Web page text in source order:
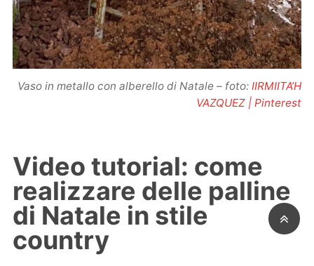
Vaso in metallo con alberello di Natale – foto: IIRMIITA’H
VAZQUEZ | Pinterest
Video tutorial: come
realizzare delle palline
di Natale in stile
country